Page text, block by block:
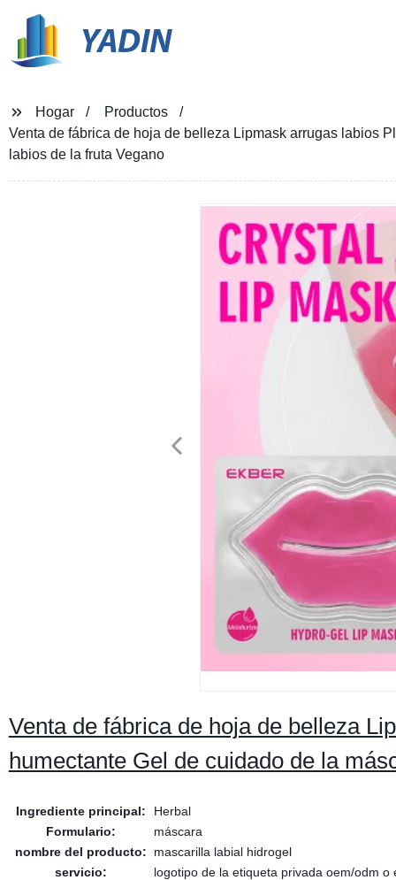
YADIN
Hogar
Productos
Venta de fábrica de hoja de belleza Lipmask arrugas labios
labios de la fruta Vegano
Venta de fábrica de hoja de belleza
humectante Gel de cuidado de la
Ingrediente principal:
Herbal
Formulario:
máscara
nombre del producto:
mascarilla labial hidrogel
servicio:
logotipo de la etiqueta privada oem/odm o